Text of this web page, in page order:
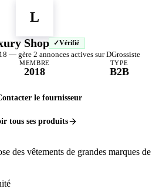
L
Shop Vérifié
— gère 2 annonces actives sur DGrossiste
MEMBRE
2018
TYPE
B2B
le fournisseur
tous ses produits
des vêtements de grandes marques de